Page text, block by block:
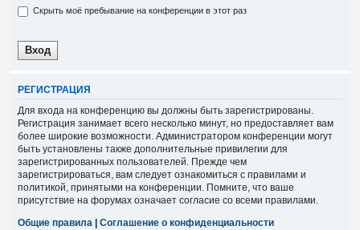
Скрыть моё пребывание на конференции в этот раз
РЕГИСТРАЦИЯ
Для входа на конференцию вы должны быть зарегистрированы.
Регистрация занимает всего несколько минут, но предоставляет вам
более широкие возможности. Администратором конференции могут
быть установлены также дополнительные привилегии для
зарегистрированных пользователей. Прежде чем
зарегистрироваться, вам следует ознакомиться с правилами и
политикой, принятыми на конференции. Помните, что ваше
присутствие на форумах означает согласие со всеми правилами.
Общие правила
Соглашение о конфиденциальности